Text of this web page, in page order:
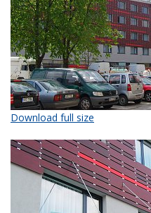
Download full size